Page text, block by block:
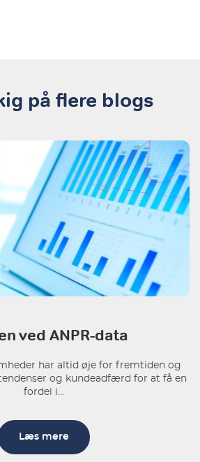
på flere blogs
ved ANPR-data
har altid øje for fremtiden og
og kundeadfærd for at få en
fordel i...
Læs mere